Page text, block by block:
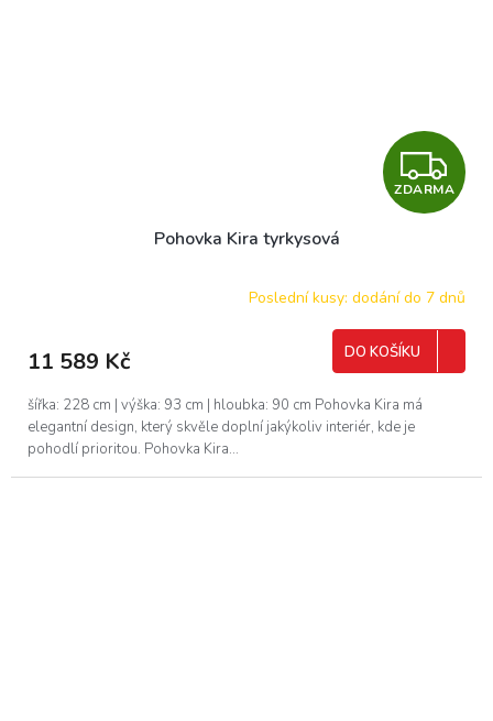
Z
D
R
ZDARMA
Pohovka Kira tyrkysová
Poslední kusy: dodání do 7 dnů
11 589 Kč DO KOŠÍKU
šířka: 228 cm | výška: 93 cm | hloubka: 90 cm Pohovka Kira má
elegantní design, který skvěle doplní jakýkoliv interiér, kde je
pohodlí prioritou. Pohovka Kira...